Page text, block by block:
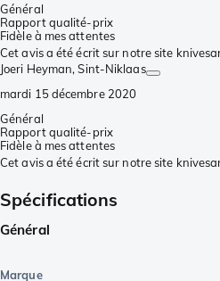
Général
Rapport qualité-prix
Fidèle à mes attentes
Cet avis a été écrit sur notre site
Joeri Heyman, Sint-Niklaas
mardi 15 décembre 2020
Général
Rapport qualité-prix
Fidèle à mes attentes
Cet avis a été écrit sur notre site
Spécifications
Général
Marque